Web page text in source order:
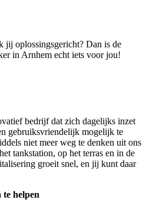
oplossingsgericht? Dan is de
in Arnhem echt iets voor jou!
bedrijf dat zich dagelijks inzet
gebruiksvriendelijk mogelijk te
niet meer weg te denken uit ons
tankstation, op het terras en in de
groeit snel, en jij kunt daar
helpen